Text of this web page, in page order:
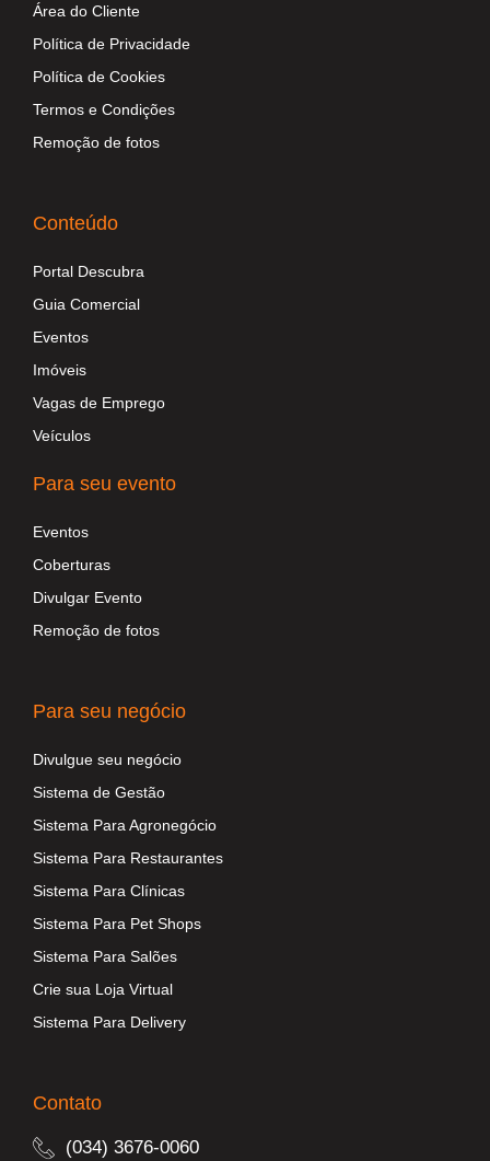
Área do Cliente
Política de Privacidade
Política de Cookies
Termos e Condições
Remoção de fotos
Conteúdo
Portal Descubra
Guia Comercial
Eventos
Imóveis
Vagas de Emprego
Veículos
Para seu evento
Eventos
Coberturas
Divulgar Evento
Remoção de fotos
Para seu negócio
Divulgue seu negócio
Sistema de Gestão
Sistema Para Agronegócio
Sistema Para Restaurantes
Sistema Para Clínicas
Sistema Para Pet Shops
Sistema Para Salões
Crie sua Loja Virtual
Sistema Para Delivery
Contato
(034) 3676-0060